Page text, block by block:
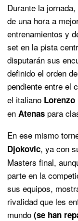
Durante la
de una hora a
entrenamientos y
set en la pista
disputarán sus
definido el orden
pendiente entre el
el italiano Lorenzo
en Atenas para
En ese mismo
Djokovic, ya con
Masters final,
parte en la
sus equipos,
rivalidad que les
mundo (se han